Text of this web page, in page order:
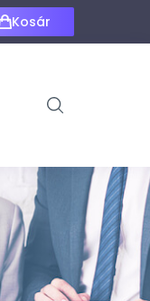
Kosár